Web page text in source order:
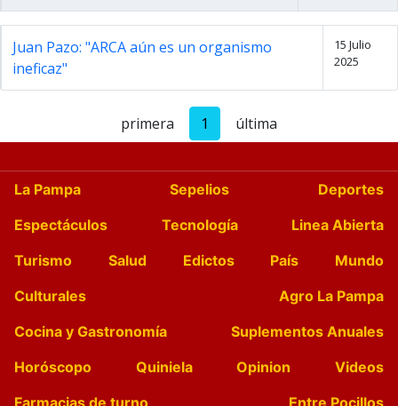
Juan Pazo: "ARCA aún es un organismo
ineficaz"
15 Julio
2025
primera 1 última
La Pampa Sepelios
Deportes
Espectáculos
Tecnología
Linea Abierta
Turismo
Salud Edictos País
Mundo
Culturales
Agro La Pampa
Cocina y Gastronomía
Suplementos Anuales
Horóscopo
Quiniela Opinion
Videos
Farmacias de turno
Entre Pocillos